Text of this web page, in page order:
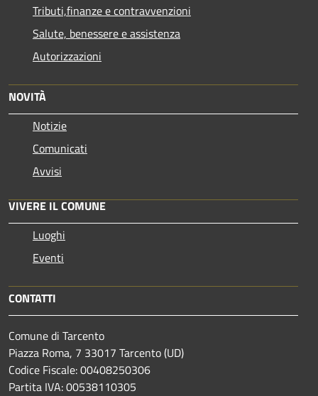
Tributi,finanze e contravvenzioni
Salute, benessere e assistenza
Autorizzazioni
NOVITÀ
Notizie
Comunicati
Avvisi
VIVERE IL COMUNE
Luoghi
Eventi
CONTATTI
Comune di Tarcento
Piazza Roma, 7 33017 Tarcento (UD)
Codice Fiscale: 00408250306
Partita IVA: 00538110305